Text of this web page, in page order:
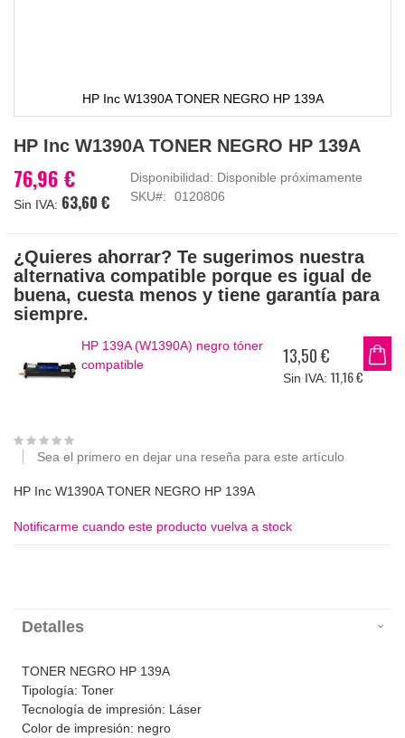
HP Inc W1390A TONER NEGRO HP 139A
al
de
la
imágenes
HP Inc W1390A TONER NEGRO HP 139A
76,96 €
63,60 €
Disponibilidad: Disponible próximamente
SKU
0120806
¿Quieres ahorrar? Te sugerimos nuestra
alternativa compatible porque es igual de
buena, cuesta menos y tiene garantía para
siempre.
HP 139A (W1390A) negro tóner
compatible
13,50 €
11,16 €
Sea el primero en dejar una reseña para este artículo
HP Inc W1390A TONER NEGRO HP 139A
Notificarme cuando este producto vuelva a stock
Detalles
TONER NEGRO HP 139A
Tipología: Toner
Tecnología de impresión: Láser
Color de impresión: negro